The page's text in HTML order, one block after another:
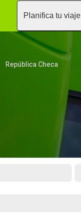
Planifica tu viaje
República Checa